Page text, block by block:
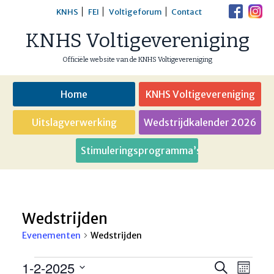
content
KNHS FEI Voltigeforum Contact
KNHS Voltigevereniging
Officiële website van de KNHS Voltigevereniging
Home KNHS Voltigevereniging
Uitslagverwerking Wedstrijdkalender 2026
Stimuleringsprogramma’s
Wedstrijden
Evenementen Wedstrijden
Evenementen Zoeken
1-2-2025